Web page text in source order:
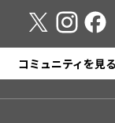
コミュニティを見る